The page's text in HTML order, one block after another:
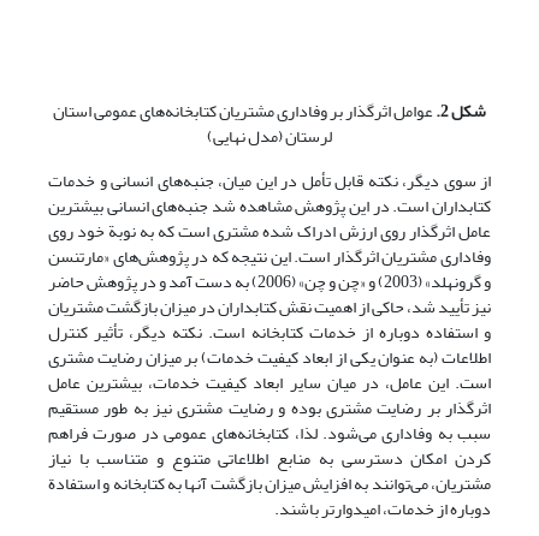
شکل 2. عوامل اثرگذار بر وفاداری مشتریان کتابخانه‌های عمومی استان
لرستان (مدل نهایی)
از سوی دیگر، نکته قابل تأمل در این میان، جنبه‌های انسانی و خدمات
کتابداران است. در این پژوهش مشاهده شد جنبه‌های انسانی بیشترین
عامل اثرگذار روی ارزش ادراک شده مشتری است که به نوبة خود روی
وفاداری مشتریان اثرگذار است. این نتیجه که در پژوهش‌های «مارتنسن
و گرونهلد» (2003) و «چن و چن» (2006) به دست آمد و در پژوهش حاضر
نیز تأیید شد، حاکی از اهمیت نقش کتابداران در میزان بازگشت مشتریان
و استفاده دوباره از خدمات کتابخانه است. نکته دیگر، تأثیر کنترل
اطلاعات (به عنوان یکی از ابعاد کیفیت خدمات) بر میزان رضایت مشتری
است. این عامل، در میان سایر ابعاد کیفیت خدمات، بیشترین عامل
اثرگذار بر رضایت مشتری بوده و رضایت مشتری نیز به طور مستقیم
سبب به وفاداری می‌شود. لذا، کتابخانه‌های عمومی در صورت فراهم
کردن امکان دسترسی به منابع اطلاعاتی متنوع و متناسب با نیاز
مشتریان، می‌توانند به افزایش میزان بازگشت آنها به کتابخانه و استفادة
دوباره از خدمات، امیدوارتر باشند.